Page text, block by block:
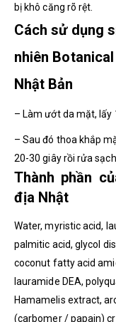
bị khô căng rõ rệt.
Cách sử dụng
nhiên
Nhật Bản
– Làm ướt da mặt, lấy
– Sau đó thoa khắp
20-30 giây rồi rửa
Thành phần
địa Nhật
Water, myristic acid,
palmitic acid, glycol
coconut fatty acid
lauramide DEA,
Hamamelis extract,
(carbomer / papain)